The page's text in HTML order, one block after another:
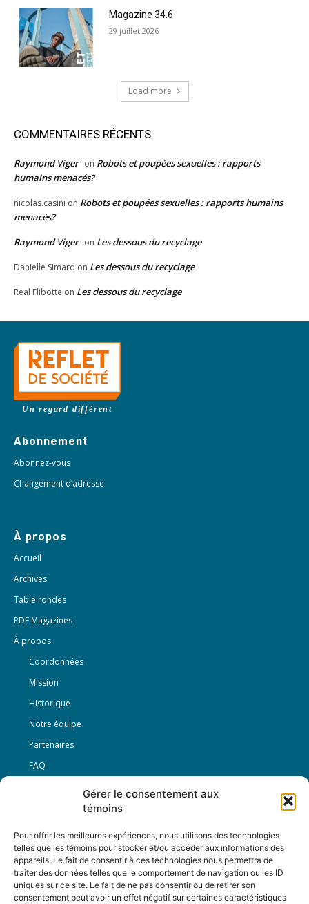
Gérer le consentement aux
témoins
Pour offrir les meilleures expériences, nous utilisons des technologies
telles que les témoins pour stocker et/ou accéder aux informations des
appareils. Le fait de consentir à ces technologies nous permettra de
traiter des données telles que le comportement de navigation ou les ID
uniques sur ce site. Le fait de ne pas consentir ou de retirer son
consentement peut avoir un effet négatif sur certaines caractéristiques
Magazine 34.6
29 juillet 2026
Load more
COMMENTAIRES RÉCENTS
Raymond Viger on Robots et poupées sexuelles : rapports
humains menacés?
nicolas.casini on Robots et poupées sexuelles : rapports humains
menacés?
Raymond Viger on Les dessous du recyclage
Danielle Simard on Les dessous du recyclage
Real Flibotte on Les dessous du recyclage
Un regard différent
Abonnement
Abonnez-vous
Changement d’adresse
À propos
Accueil
Archives
Table rondes
PDF Magazines
À propos
Coordonnées
Mission
Historique
Notre équipe
Partenaires
FAQ
Conditions générales
Nous Suivre